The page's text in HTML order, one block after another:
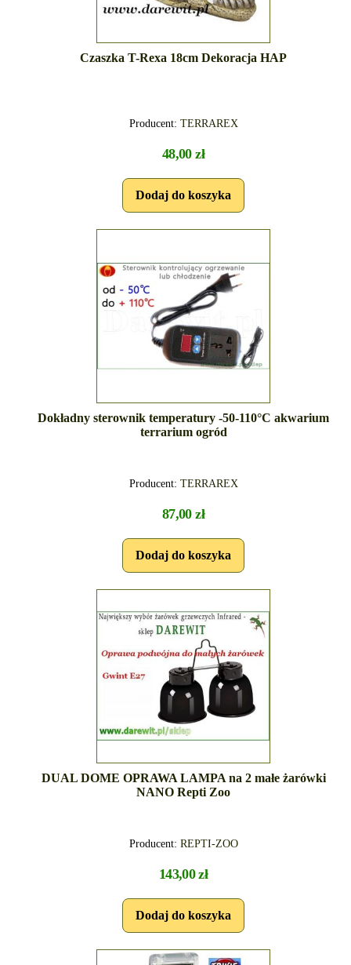
Czaszka T-Rexa 18cm Dekoracja HAP
Producent: TERRAREX
48,00 zł
Dokładny sterownik temperatury -50-110°C akwarium
terrarium ogród
Producent: TERRAREX
87,00 zł
DUAL DOME OPRAWA LAMPA na 2 małe żarówki
NANO Repti Zoo
Producent: REPTI-ZOO
143,00 zł